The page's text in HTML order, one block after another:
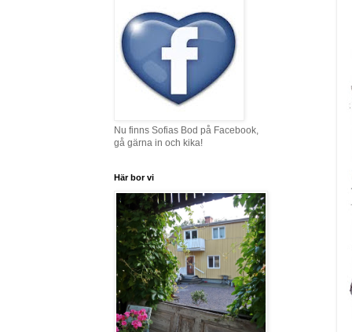
Nu finns Sofias Bod på Facebook,
gå gärna in och kika!
Här bor vi